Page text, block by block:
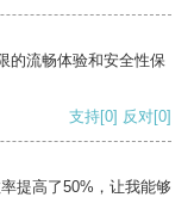
的流畅体验和安全性保
支持[0] 反对[0]
提高了50%，让我能够